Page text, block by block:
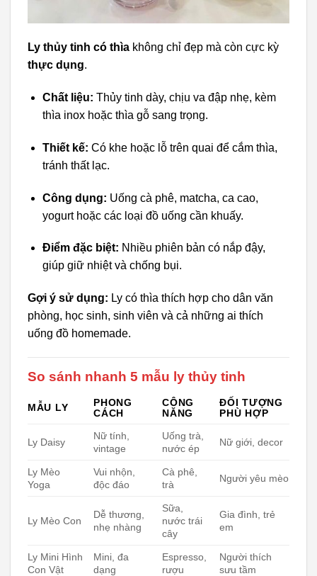
Ly thủy tinh có thìa không chỉ đẹp mà còn cực kỳ
thực dụng.
Chất liệu: Thủy tinh dày, chịu va đập nhẹ, kèm
thìa inox hoặc thìa gỗ sang trọng.
Thiết kế: Có khe hoặc lỗ trên quai để cắm thìa,
tránh thất lạc.
Công dụng: Uống cà phê, matcha, ca cao,
yogurt hoặc các loại đồ uống cần khuấy.
Điểm đặc biệt: Nhiều phiên bản có nắp đậy,
giúp giữ nhiệt và chống bụi.
Gợi ý sử dụng: Ly có thìa thích hợp cho dân văn
phòng, học sinh, sinh viên và cả những ai thích
uống đồ homemade.
So sánh nhanh 5 mẫu ly thủy tinh
MẪU LY
PHONG
CÁCH
CÔNG
NĂNG
ĐỐI TƯỢNG
PHÙ HỢP
Ly Daisy
Nữ tính,
vintage
Uống trà,
nước ép
Nữ giới, decor
Ly Mèo
Yoga
Vui nhộn,
độc đáo
Cà phê,
trà
Người yêu mèo
Ly Mèo Con
Dễ thương,
nhẹ nhàng
Sữa,
nước trái
cây
Gia đình, trẻ
em
Ly Mini Hình
Con Vật
Mini, đa
dạng
Espresso,
rượu
Người thích
sưu tầm